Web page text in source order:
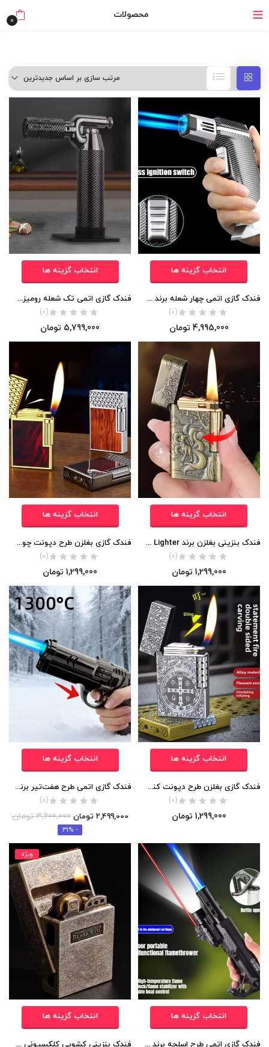
خرید قسطی با ترب‌پی
محصولات 0
مرتب سازی بر اساس جدیدترین
انتخاب گزینه ها
فندک گازی اتمی چهار شعله برند JOBON ZB326A اورجینال
(0)
4,995,000 تومان
انتخاب گزینه ها
فندک گازی اتمی تک شعله رومیزی برند HONEST اورجینال
(0)
5,799,000 تومان
انتخاب گزینه ها
فندک بنزینی بغلزن برند Lighter (اورجینال)
(0)
1,299,000 تومان
انتخاب گزینه ها
فندک گازی بغلزن طرح دپونت چوب Lighter (اورجینال)
(0)
1,299,000 تومان
انتخاب گزینه ها
فندک گازی بغلزن طرح دپونت کنستانتین Lighter (اورجینال)
(0)
1,299,000 تومان
انتخاب گزینه ها
فندک گازی اتمی طرح هفت‌تیر برند Lighter اورجینال
(0)
2,499,000 تومان 3,600,000 تومان
- 31%
انتخاب گزینه ها
فندک گازی اتمی طرح اسلحه برند Zhong Long اورجینال
ویژه
انتخاب گزینه ها
فندک بنزینی کشویی کلکسیونی برند Lighter اورجینال